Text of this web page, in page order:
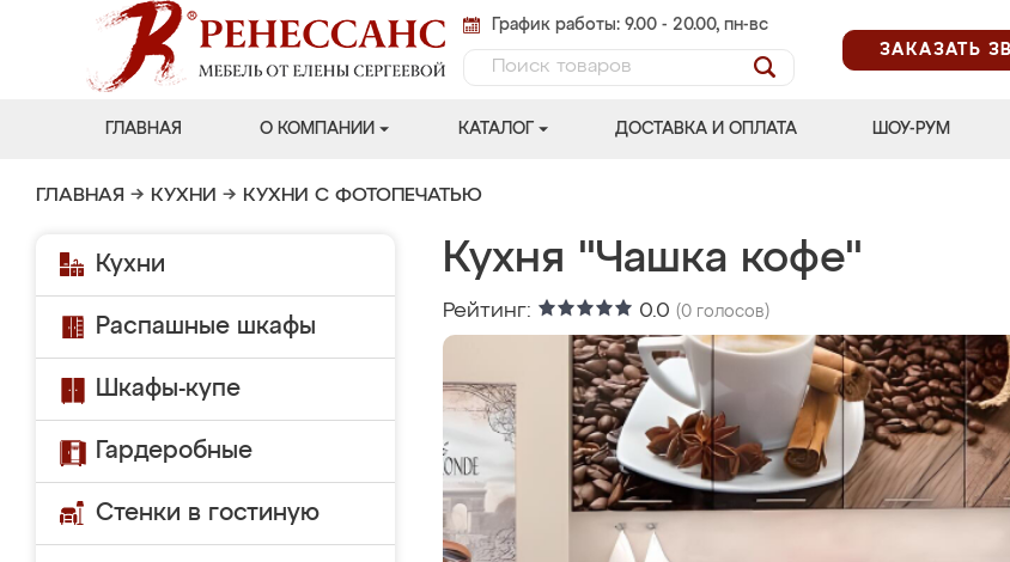
График работы: 9.00 - 20.00, пн-вс
ЗАКАЗАТЬ
ГЛАВНАЯ О КОМПАНИИ КАТАЛОГ ДОСТАВКА И ОПЛАТА ШОУ-РУМ
ГЛАВНАЯ → КУХНИ → КУХНИ С ФОТОПЕЧАТЬЮ
Кухни
Распашные шкафы
Шкафы-купе
Гардеробные
Стенки в гостиную
Кухня "Чашка кофе"
Рейтинг: 0.0 (0 голосов)